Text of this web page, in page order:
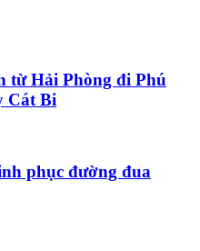
từ Hải Phòng đi Phú
Cát Bi
phục đường đua